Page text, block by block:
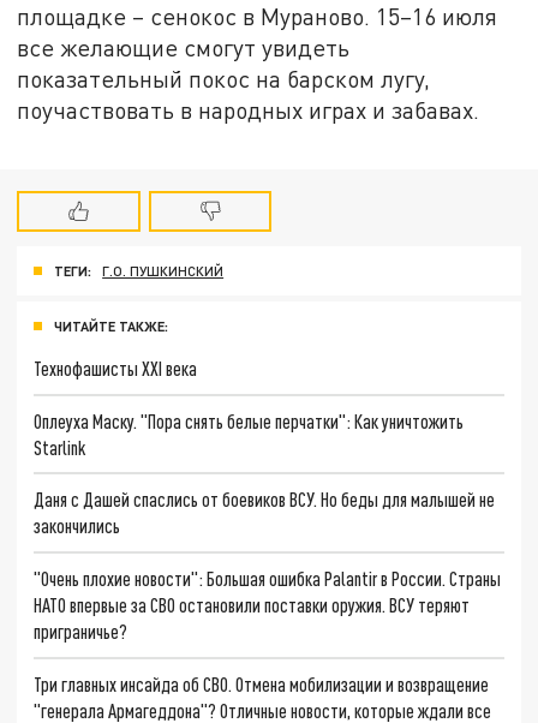
площадке – сенокос в Мураново. 15–16 июля
все желающие смогут увидеть
показательный покос на барском лугу,
поучаствовать в народных играх и забавах.
ТЕГИ: Г.О. ПУШКИНСКИЙ
ЧИТАЙТЕ ТАКЖЕ:
Технофашисты XXI века
Оплеуха Маску. "Пора снять белые перчатки": Как уничтожить
Starlink
Даня с Дашей спаслись от боевиков ВСУ. Но беды для малышей не
закончились
"Очень плохие новости": Большая ошибка Palantir в России. Страны
НАТО впервые за СВО остановили поставки оружия. ВСУ теряют
приграничье?
Три главных инсайда об СВО. Отмена мобилизации и возвращение
"генерала Армагеддона"? Отличные новости, которые ждали все